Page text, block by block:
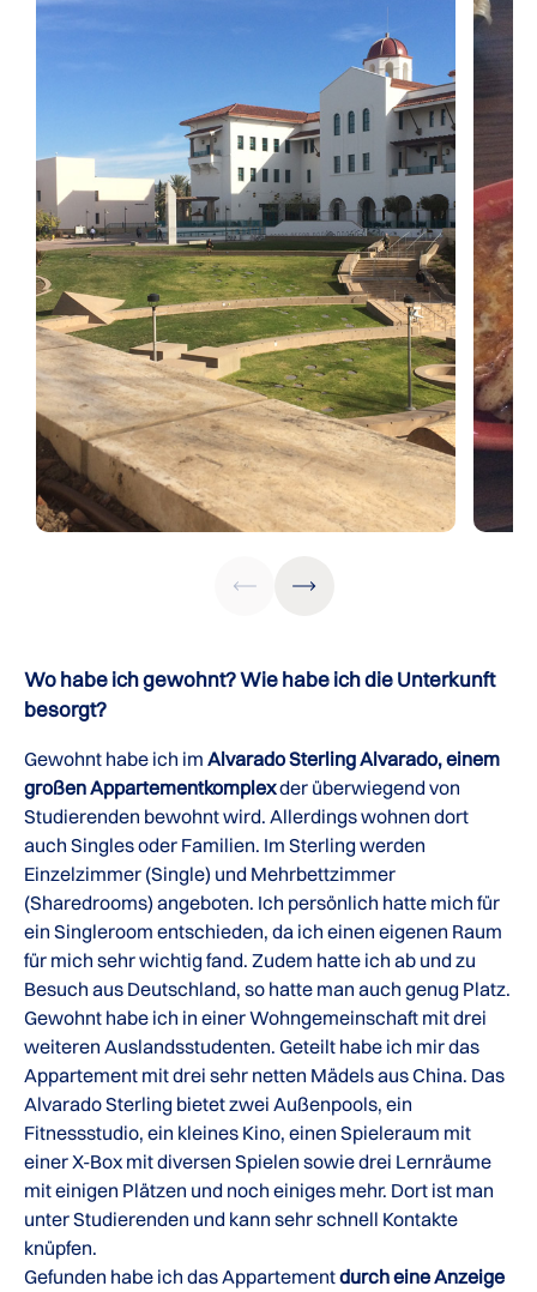
Wo habe ich gewohnt? Wie habe ich die Unterkunft
besorgt?
Gewohnt habe ich im Alvarado Sterling Alvarado, einem
großen Appartementkomplexder überwiegend von
Studierenden bewohnt wird. Allerdings wohnen dort
auch Singles oder Familien. Im Sterling werden
Einzelzimmer (Single) und Mehrbettzimmer
(Sharedrooms) angeboten. Ich persönlich hatte mich für
ein Singleroom entschieden, da ich einen eigenen Raum
für mich sehr wichtig fand. Zudem hatte ich ab und zu
Besuch aus Deutschland, so hatte man auch genug Platz.
Gewohnt habe ich in einer Wohngemeinschaft mit drei
weiteren Auslandsstudenten. Geteilt habe ich mir das
Appartement mit drei sehr netten Mädels aus China. Das
Alvarado Sterling bietet zwei Außenpools, ein
Fitnessstudio, ein kleines Kino, einen Spieleraum mit
einer X-Box mit diversen Spielen sowie drei Lernräume
mit einigen Plätzen und noch einiges mehr. Dort ist man
unter Studierenden und kann sehr schnell Kontakte
knüpfen.
Gefunden habe ich das Appartementdurch eine Anzeige